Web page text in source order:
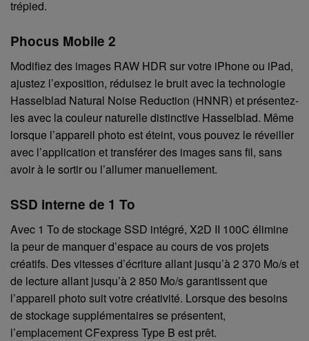
trépied.
Phocus Mobile 2
Modifiez des images RAW HDR sur votre iPhone ou iPad,
ajustez l’exposition, réduisez le bruit avec la technologie
Hasselblad Natural Noise Reduction (HNNR) et présentez-
les avec la couleur naturelle distinctive Hasselblad. Même
lorsque l’appareil photo est éteint, vous pouvez le réveiller
avec l’application et transférer des images sans fil, sans
avoir à le sortir ou l’allumer manuellement.
SSD interne de 1 To
Avec 1 To de stockage SSD intégré, X2D II 100C élimine
la peur de manquer d’espace au cours de vos projets
créatifs. Des vitesses d’écriture allant jusqu’à 2 370 Mo/s et
de lecture allant jusqu’à 2 850 Mo/s garantissent que
l’appareil photo suit votre créativité. Lorsque des besoins
de stockage supplémentaires se présentent,
l’emplacement CFexpress Type B est prêt.